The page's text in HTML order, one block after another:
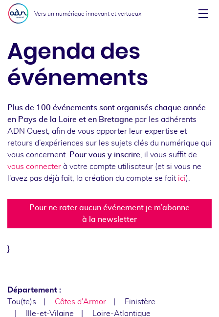
Aller au menu
Aller au contenu
Vers un numérique innovant et vertueux
Agenda des
événements
Plus de 100 événements sont organisés chaque année
en Pays de la Loire et en Bretagne par les adhérents
ADN Ouest, afin de vous apporter leur expertise et
retours d’expériences sur les sujets clés du numérique qui
vous concernent.
Pour vous y inscrire , il vous suffit de
vous connecter à votre compte utilisateur (et si vous ne
l'avez pas déjà fait, la création du compte se fait ici).
Pour ne rater aucun événement je m’abonne
à la newsletter
}
Département :
Tou(te)s
Côtes d'Armor
Finistère
Ille-et-Vilaine
Loire-Atlantique